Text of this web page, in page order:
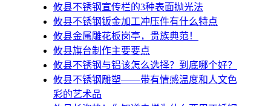
攸县不锈钢宣传栏的3种表面抛光法
攸县不锈钢钣金加工冲压件有什么特点
攸县金属雕花板岗亭，贵族典范！
攸县旗台制作主要要点
攸县不锈钢与铝该怎么选择？到底哪个好？
攸县不锈钢雕塑——带有情感温度和人文色
彩的艺术品